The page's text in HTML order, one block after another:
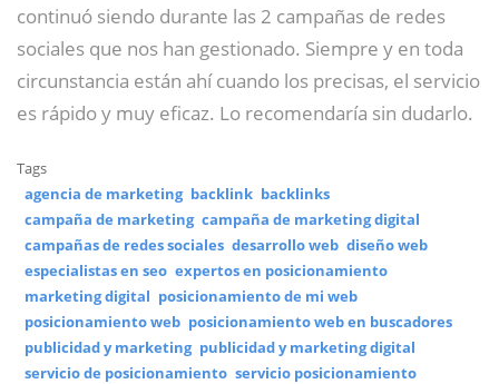
continuó siendo durante las 2 campañas de redes
sociales que nos han gestionado. Siempre y en toda
circunstancia están ahí cuando los precisas, el servicio
es rápido y muy eficaz. Lo recomendaría sin dudarlo.
Tags
agencia de marketing backlink backlinks
campaña de marketing campaña de marketing digital
campañas de redes sociales desarrollo web diseño web
especialistas en seo expertos en posicionamiento
marketing digital posicionamiento de mi web
posicionamiento web posicionamiento web en buscadores
publicidad y marketing publicidad y marketing digital
servicio de posicionamiento servicio posicionamiento